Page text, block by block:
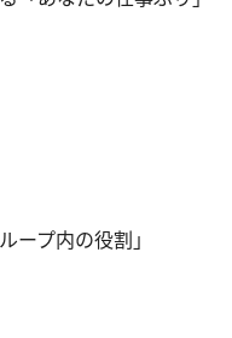
ープ内の役割」